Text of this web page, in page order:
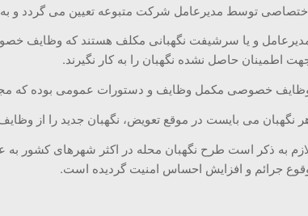
توسط مدیرعامل شرکت متبوعه تعیین می گردد و به
و یا سرشیفت نگهبانی مکلف هستند که وظایف
اطمینان حاصل نشده نگهبان را به کار نگیرند.
خصوصی مکمل وظایف و دستورات عمومی بوده که
نگهبان می بایست در موقع تعویض، نگهبان جدید را از
به ذکر است طرح نگهبان محله در اکثر شهرهای کشور
جرائم و افزایش احساس امنیت گردیده است.